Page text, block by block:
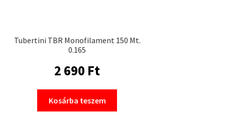
Tubertini TBR Monofilament 150 Mt.
0.165
2 690 Ft
Kosárba teszem